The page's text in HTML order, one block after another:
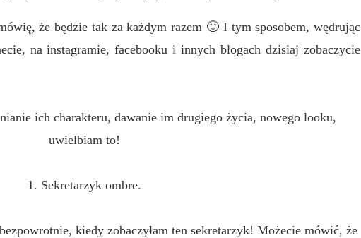
że będzie tak za każdym razem 🙂 I tym sposobem, wędrując
na instagramie, facebooku i innych blogach dzisiaj zobaczycie
ich charakteru, dawanie im drugiego życia, nowego looku,
uwielbiam to!
1. Sekretarzyk ombre.
kiedy zobaczyłam ten sekretarzyk! Możecie mówić, że